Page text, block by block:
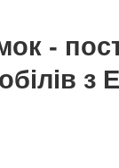
-
з